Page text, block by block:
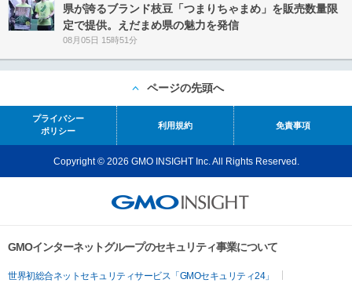
県が誇るブランド枝豆「つまりちゃまめ」を販売数量限
定で提供。えだまめ県の魅力を発信
08月05日 15時51分
ページの先頭へ
プライバシー
ポリシー
利用規約 免責事項
Copyright © 2026 GMO INSIGHT Inc. All Rights Reserved.
GMOインターネットグループのセキュリティ事業について
世界初総合ネットセキュリティサービス「GMOセキュリティ24」